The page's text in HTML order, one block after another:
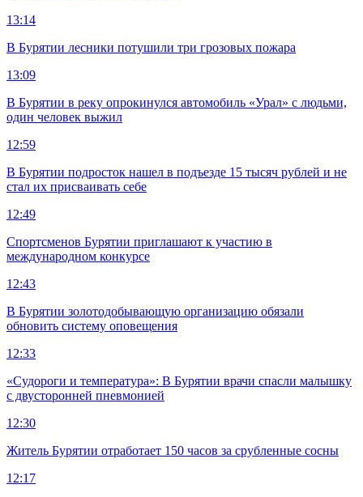
13:14
В Бурятии лесники потушили три грозовых пожара
13:09
В Бурятии в реку опрокинулся автомобиль «Урал» с людьми,
один человек выжил
12:59
В Бурятии подросток нашел в подъезде 15 тысяч рублей и не
стал их присваивать себе
12:49
Спортсменов Бурятии приглашают к участию в
международном конкурсе
12:43
В Бурятии золотодобывающую организацию обязали
обновить систему оповещения
12:33
«Судороги и температура»: В Бурятии врачи спасли малышку
с двусторонней пневмонией
12:30
Житель Бурятии отработает 150 часов за срубленные сосны
12:17